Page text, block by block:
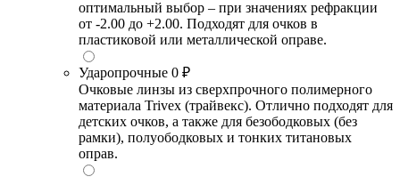
оптимальный выбор – при значениях рефракции
от -2.00 до +2.00. Подходят для очков в
пластиковой или металлической оправе.
Ударопрочные 0 ₽
Очковые линзы из сверхпрочного полимерного
материала Trivex (трайвекс). Отлично подходят для
детских очков, а также для безободковых (без
рамки), полуободковых и тонких титановых
оправ.